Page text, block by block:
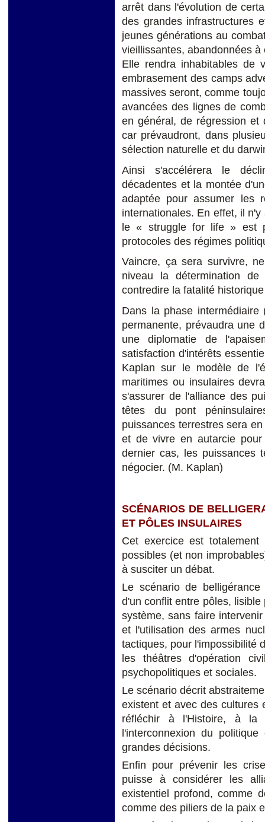
arrêt dans l'évolution de
des grandes infrastructures
jeunes générations au
vieillissantes, abandonnées
Elle rendra inhabitables de
embrasement des camps
massives seront, comme
avancées des lignes de
en général, de régression et
car prévaudront, dans
sélection naturelle et du
Ainsi s'accélérera le
décadentes et la montée
adaptée pour assumer les
internationales. En effet, il
le « struggle for life » est
protocoles des régimes
Vaincre, ça sera survivre,
niveau la détermination
contredire la fatalité
Dans la phase
permanente, prévaudra une
une diplomatie de
satisfaction d'intérêts
Kaplan sur le modèle de
maritimes ou insulaires
s'assurer de l'alliance des
têtes du pont
puissances terrestres sera
et de vivre en autarcie
dernier cas, les puissances
négocier. (M. Kaplan)
SCÉNARIOS DE
ET PÔLES INSULAIRES
Cet exercice est
possibles (et non
à susciter un débat.
Le scénario de
d'un conflit entre pôles,
système, sans faire
et l'utilisation des armes
tactiques, pour l'impossibilité
les théâtres d'opération
psychopolitiques et sociales.
Le scénario décrit
existent et avec des cultures
réfléchir à l'Histoire, à
l'interconnexion du
grandes décisions.
Enfin pour prévenir les
puisse à considérer les
existentiel profond, comme
comme des piliers de la paix